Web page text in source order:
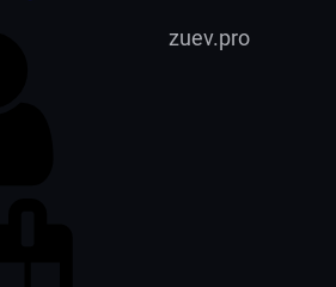
zuev.pro